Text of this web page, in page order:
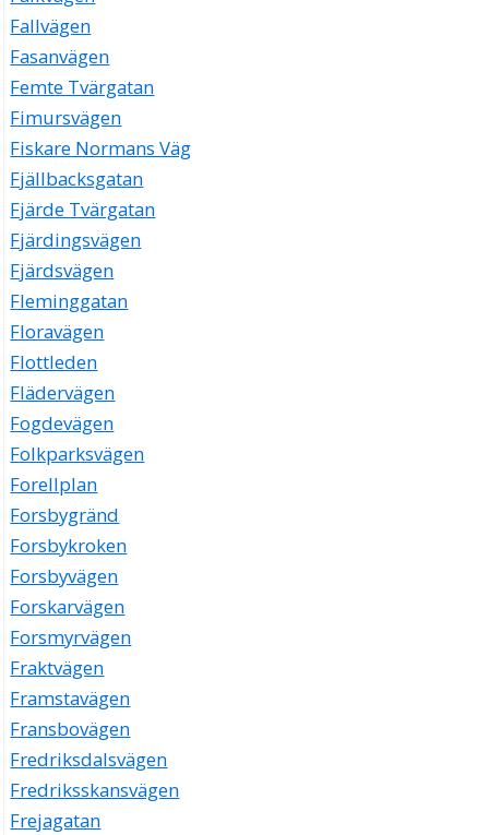
Fallvägen
Fasanvägen
Femte Tvärgatan
Fimursvägen
Fiskare Normans Väg
Fjällbacksgatan
Fjärde Tvärgatan
Fjärdingsvägen
Fjärdsvägen
Fleminggatan
Floravägen
Flottleden
Flädervägen
Fogdevägen
Folkparksvägen
Forellplan
Forsbygränd
Forsbykroken
Forsbyvägen
Forskarvägen
Forsmyrvägen
Fraktvägen
Framstavägen
Fransbovägen
Fredriksdalsvägen
Fredriksskansvägen
Frejagatan